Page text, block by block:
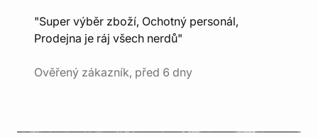
"Super výběr zboží, Ochotný personál,
Prodejna je ráj všech nerdů"
Ověřený zákazník, před 6 dny